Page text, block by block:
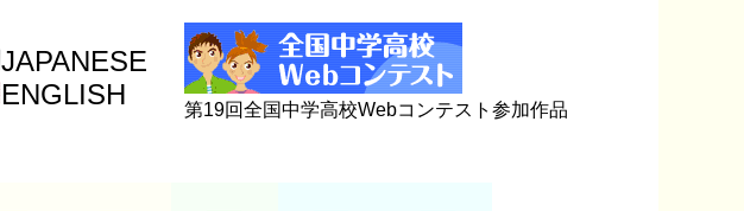
JAPANESE
ENGLISH
第19回全国中学高校Webコンテスト参加作品